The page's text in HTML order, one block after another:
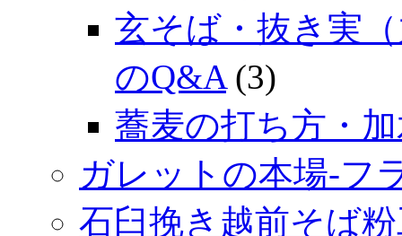
玄そば・抜き実
のQ&A (3)
蕎麦の打ち方・
ガレットの本場‐フ
石臼挽き越前そば